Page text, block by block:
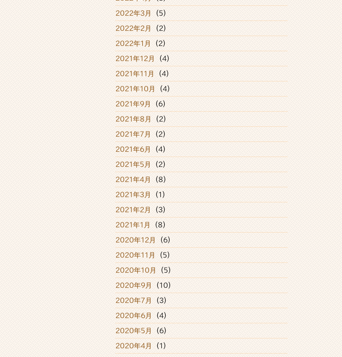
2022年3月 (5)
2022年2月 (2)
2022年1月 (2)
2021年12月 (4)
2021年11月 (4)
2021年10月 (4)
2021年9月 (6)
2021年8月 (2)
2021年7月 (2)
2021年6月 (4)
2021年5月 (2)
2021年4月 (8)
2021年3月 (1)
2021年2月 (3)
2021年1月 (8)
2020年12月 (6)
2020年11月 (5)
2020年10月 (5)
2020年9月 (10)
2020年7月 (3)
2020年6月 (4)
2020年5月 (6)
2020年4月 (1)